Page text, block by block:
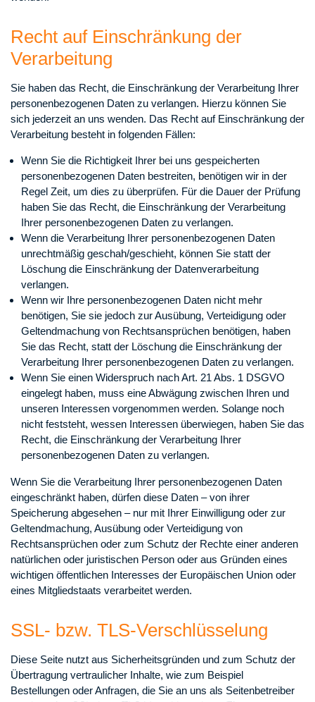
Recht auf Einschränkung der
Verarbeitung
Sie haben das Recht, die Einschränkung der Verarbeitung Ihrer
personenbezogenen Daten zu verlangen. Hierzu können Sie
sich jederzeit an uns wenden. Das Recht auf Einschränkung der
Verarbeitung besteht in folgenden Fällen:
Wenn Sie die Richtigkeit Ihrer bei uns gespeicherten
personenbezogenen Daten bestreiten, benötigen wir in der
Regel Zeit, um dies zu überprüfen. Für die Dauer der Prüfung
haben Sie das Recht, die Einschränkung der Verarbeitung
Ihrer personenbezogenen Daten zu verlangen.
Wenn die Verarbeitung Ihrer personenbezogenen Daten
unrechtmäßig geschah/geschieht, können Sie statt der
Löschung die Einschränkung der Datenverarbeitung
verlangen.
Wenn wir Ihre personenbezogenen Daten nicht mehr
benötigen, Sie sie jedoch zur Ausübung, Verteidigung oder
Geltendmachung von Rechtsansprüchen benötigen, haben
Sie das Recht, statt der Löschung die Einschränkung der
Verarbeitung Ihrer personenbezogenen Daten zu verlangen.
Wenn Sie einen Widerspruch nach Art. 21 Abs. 1 DSGVO
eingelegt haben, muss eine Abwägung zwischen Ihren und
unseren Interessen vorgenommen werden. Solange noch
nicht feststeht, wessen Interessen überwiegen, haben Sie das
Recht, die Einschränkung der Verarbeitung Ihrer
personenbezogenen Daten zu verlangen.
Wenn Sie die Verarbeitung Ihrer personenbezogenen Daten
eingeschränkt haben, dürfen diese Daten – von ihrer
Speicherung abgesehen – nur mit Ihrer Einwilligung oder zur
Geltendmachung, Ausübung oder Verteidigung von
Rechtsansprüchen oder zum Schutz der Rechte einer anderen
natürlichen oder juristischen Person oder aus Gründen eines
wichtigen öffentlichen Interesses der Europäischen Union oder
eines Mitgliedstaats verarbeitet werden.
SSL- bzw. TLS-Verschlüsselung
Diese Seite nutzt aus Sicherheitsgründen und zum Schutz der
Übertragung vertraulicher Inhalte, wie zum Beispiel
Bestellungen oder Anfragen, die Sie an uns als Seitenbetreiber